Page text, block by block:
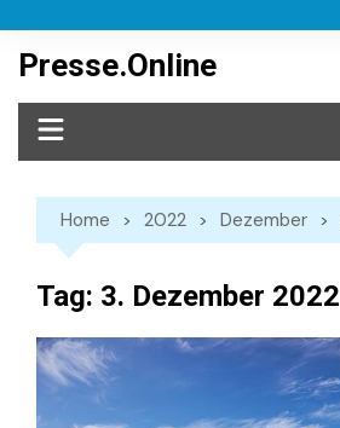
content
Presse.Online
Home 2022 Dezember
Tag: 3. Dezember 2022